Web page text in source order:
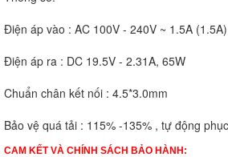
Điện áp vào : AC 100V - 240V ~ 1.5A
Điện áp ra : DC 19.5V - 2.31A, 65W
Chuẩn chân kết nối : 4.5*3.0mm
Bảo vệ quá tải : 115% -135% , tự động
CAM KẾT VÀ CHÍNH SÁCH BẢO HÀNH: